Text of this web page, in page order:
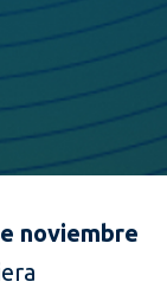
noviembre